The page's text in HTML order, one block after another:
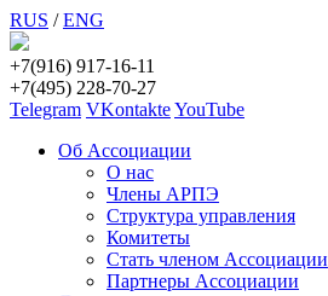
RUS /ENG
+7(916) 917-16-11
+7(495) 228-70-27
Telegram VKontakteYouTube
Об Ассоциации
О нас
Члены АРПЭ
Структура управления
Комитеты
Стать членом Ассоциации
Партнеры Ассоциации